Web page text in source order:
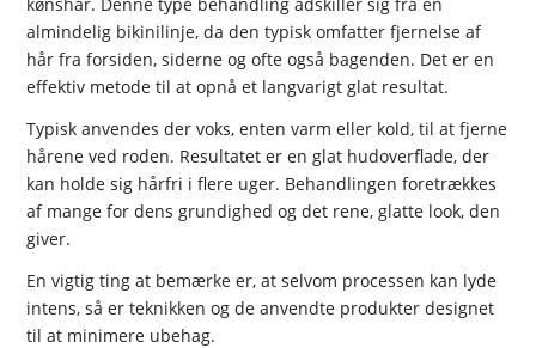
almindelig bikinilinje, da den typisk omfatter fjernelse af
hår fra forsiden, siderne og ofte også bagenden. Det er en
effektiv metode til at opnå et langvarigt glat resultat.
Typisk anvendes der voks, enten varm eller kold, til at fjerne
hårene ved roden. Resultatet er en glat hudoverflade, der
kan holde sig hårfri i flere uger. Behandlingen foretrækkes
af mange for dens grundighed og det rene, glatte look, den
giver.
En vigtig ting at bemærke er, at selvom processen kan lyde
intens, så er teknikken og de anvendte produkter designet
til at minimere ubehag.